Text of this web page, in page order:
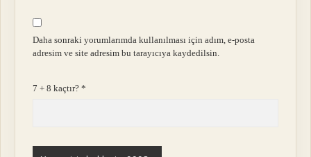
Daha sonraki yorumlarımda kullanılması için adım, e-posta
adresim ve site adresim bu tarayıcıya kaydedilsin.
7 + 8 kaçtır?*